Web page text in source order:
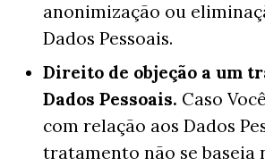
anonimização ou
Dados Pessoais.
Direito de objeção a um
Dados Pessoais. Caso
com relação aos Dados
tratamento não se baseia